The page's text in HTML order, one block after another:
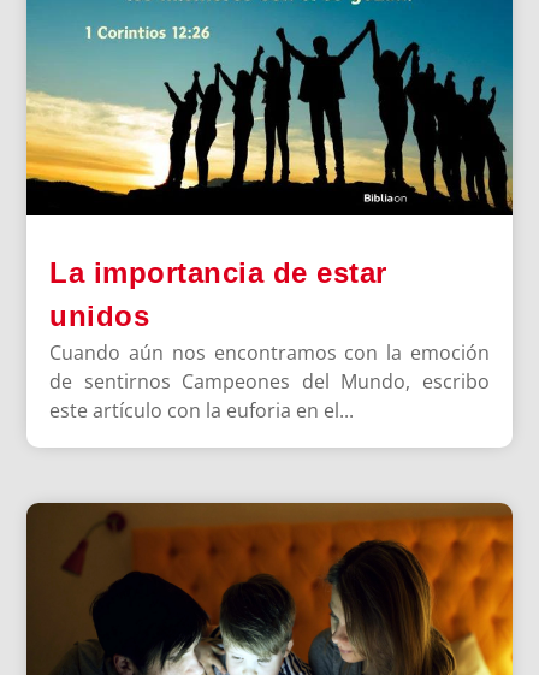
La importancia de estar
unidos
Cuando aún nos encontramos con la emoción
de sentirnos Campeones del Mundo, escribo
este artículo con la euforia en el...